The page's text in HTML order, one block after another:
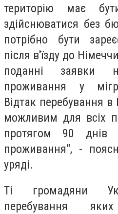
територію має
здійснюватися без
потрібно бути
після в'їзду до
поданні заявки
проживання у
Відтак перебування
можливим для всіх
протягом 90 днів
проживання", -
уряді.
Ті громадяни
перебування